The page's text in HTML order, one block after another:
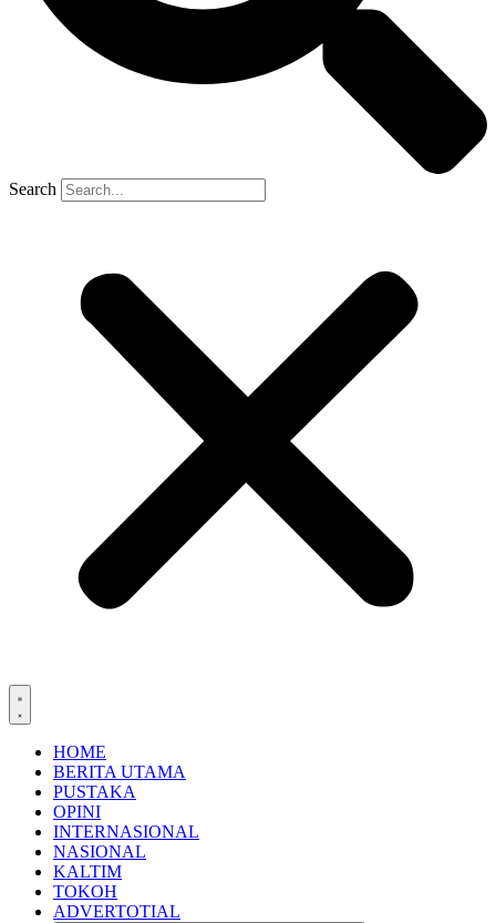
Search
HOME
BERITA UTAMA
PUSTAKA
OPINI
INTERNASIONAL
NASIONAL
KALTIM
TOKOH
ADVERTOTIAL